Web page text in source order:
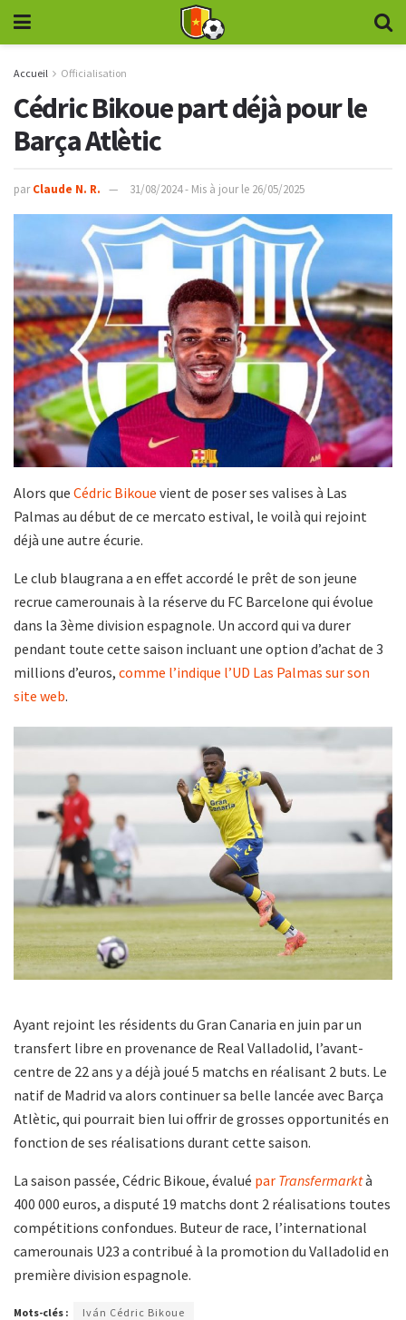
Accueil Officialisation
Cédric Bikoue part déjà pour le
Barça Atlètic
par Claude N. R. 31/08/2024 - Mis à jour le 26/05/2025
Alors que Cédric Bikoue vient de poser ses valises à Las
Palmas au début de ce mercato estival, le voilà qui rejoint
déjà une autre écurie.
Le club blaugrana a en effet accordé le prêt de son jeune
recrue camerounais à la réserve du FC Barcelone qui évolue
dans la 3ème division espagnole. Un accord qui va durer
pendant toute cette saison incluant une option d’achat de 3
millions d’euros, comme l’indique l’UD Las Palmas sur son
site web.
Ayant rejoint les résidents du Gran Canaria en juin par un
transfert libre en provenance de Real Valladolid, l’avant-
centre de 22 ans y a déjà joué 5 matchs en réalisant 2 buts. Le
natif de Madrid va alors continuer sa belle lancée avec Barça
Atlètic, qui pourrait bien lui offrir de grosses opportunités en
fonction de ses réalisations durant cette saison.
La saison passée, Cédric Bikoue, évalué par Transfermarktà
400 000 euros, a disputé 19 matchs dont 2 réalisations toutes
compétitions confondues. Buteur de race, l’international
camerounais U23 a contribué à la promotion du Valladolid en
première division espagnole.
Mots-clés : Iván Cédric Bikoue